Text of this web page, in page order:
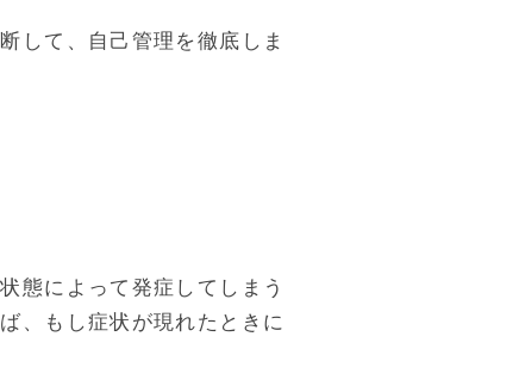
して、自己管理を徹底しま
態によって発症してしまう
、もし症状が現れたときに